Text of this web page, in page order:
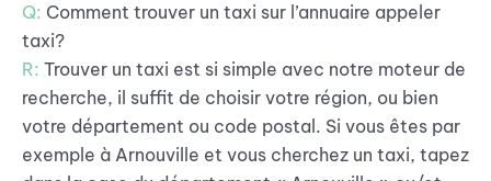
Q: Comment trouver un taxi sur l’annuaire appeler
taxi?
R: Trouver un taxi est si simple avec notre moteur de
recherche, il suffit de choisir votre région, ou bien
votre département ou code postal. Si vous êtes par
exemple à Arnouville et vous cherchez un taxi, tapez